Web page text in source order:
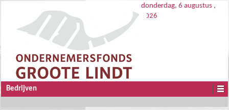
donderdag, 6 augustus ,
2026
Bedrijven